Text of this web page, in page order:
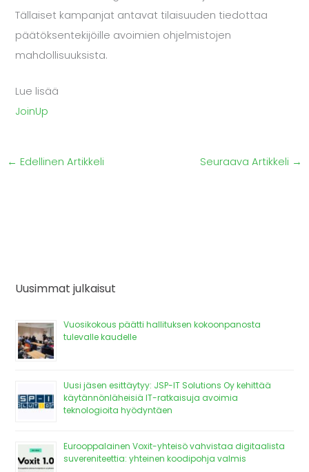
Tällaiset kampanjat antavat tilaisuuden tiedottaa
päätöksentekijöille avoimien ohjelmistojen
mahdollisuuksista.
Lue lisää
JoinUp
← Edellinen Artikkeli Seuraava Artikkeli →
Uusimmat julkaisut
Vuosikokous päätti hallituksen kokoonpanosta
tulevalle kaudelle
Uusi jäsen esittäytyy: JSP-IT Solutions Oy kehittää
käytännönläheisiä IT-ratkaisuja avoimia
teknologioita hyödyntäen
Eurooppalainen Voxit-yhteisö vahvistaa digitaalista
suvereniteettia: yhteinen koodipohja valmis